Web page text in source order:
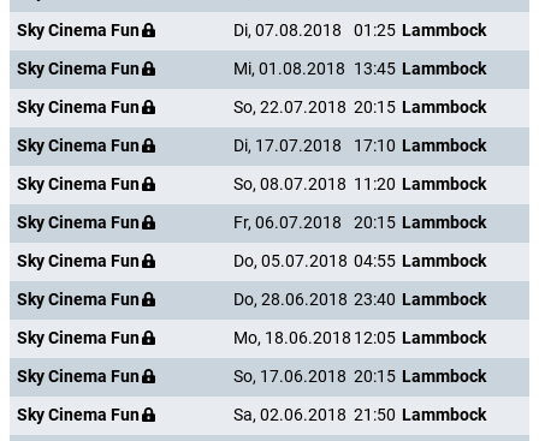
Sky Cinema Fun
Di, 07.08.2018 01:25 Lammbock
Sky Cinema Fun
Mi, 01.08.2018 13:45 Lammbock
Sky Cinema Fun
So, 22.07.2018 20:15 Lammbock
Sky Cinema Fun
Di, 17.07.2018 17:10 Lammbock
Sky Cinema Fun
So, 08.07.2018 11:20 Lammbock
Sky Cinema Fun
Fr, 06.07.2018 20:15 Lammbock
Sky Cinema Fun
Do, 05.07.2018 04:55 Lammbock
Sky Cinema Fun
Do, 28.06.2018 23:40 Lammbock
Sky Cinema Fun
Mo, 18.06.2018 12:05 Lammbock
Sky Cinema Fun
So, 17.06.2018 20:15 Lammbock
Sky Cinema Fun
Sa, 02.06.2018 21:50 Lammbock